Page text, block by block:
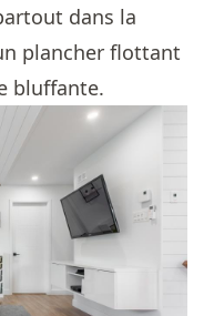
dans la
plancher flottant
bluffante.